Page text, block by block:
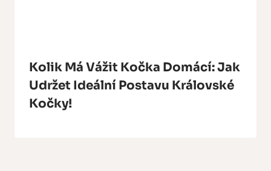
Kolik Má Vážit Kočka Domácí: Jak
Udržet Ideální Postavu Královské
Kočky!